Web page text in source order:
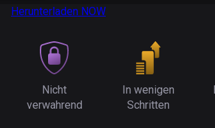
Herunterladen NOW
Nicht
verwahrend
In wenigen
Schritten